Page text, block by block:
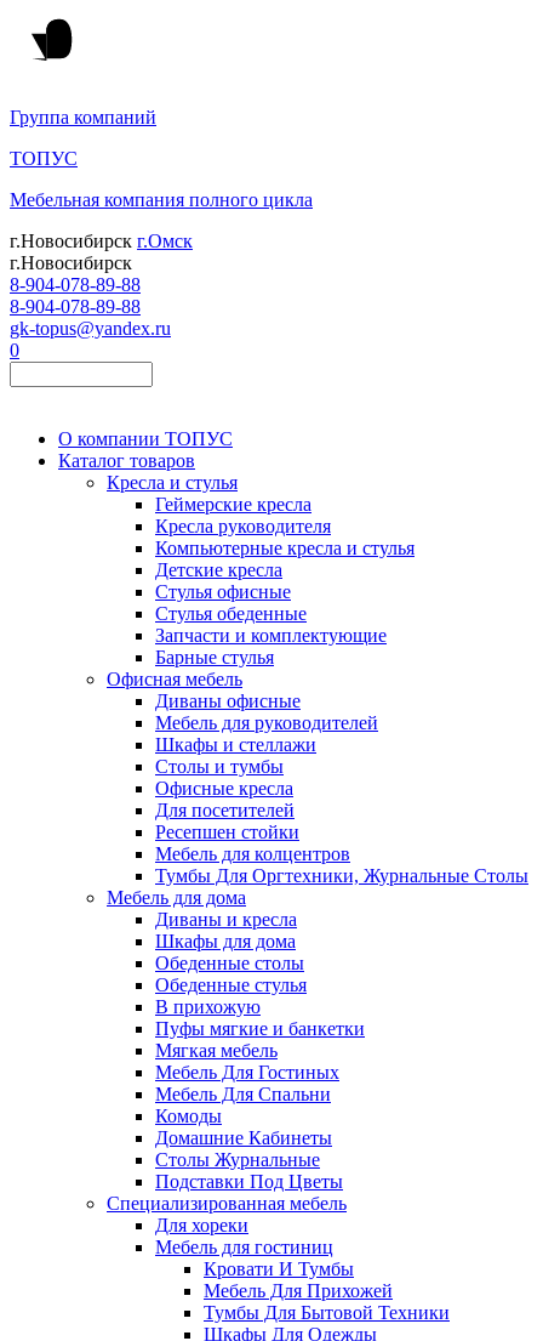
Группа компаний
ТОПУС
Мебельная компания полного цикла
г.Новосибирск г.Омск
г.Новосибирск
8-904-078-89-88
8-904-078-89-88
gk-topus@yandex.ru
0
О компании ТОПУС
Каталог товаров
Кресла и стулья
Геймерские кресла
Кресла руководителя
Компьютерные кресла и стулья
Детские кресла
Стулья офисные
Стулья обеденные
Запчасти и комплектующие
Барные стулья
Офисная мебель
Диваны офисные
Мебель для руководителей
Шкафы и стеллажи
Столы и тумбы
Офисные кресла
Для посетителей
Ресепшен стойки
Мебель для колцентров
Тумбы Для Оргтехники, Журнальные Столы
Мебель для дома
Диваны и кресла
Шкафы для дома
Обеденные столы
Обеденные стулья
В прихожую
Пуфы мягкие и банкетки
Мягкая мебель
Мебель Для Гостиных
Мебель Для Спальни
Комоды
Домашние Кабинеты
Столы Журнальные
Подставки Под Цветы
Специализированная мебель
Для хореки
Мебель для гостиниц
Кровати И Тумбы
Мебель Для Прихожей
Тумбы Для Бытовой Техники
Шкафы Для Одежды